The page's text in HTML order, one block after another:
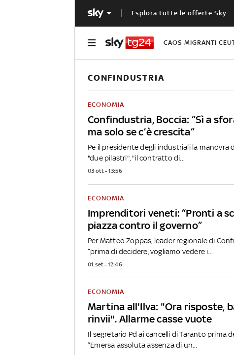
Esplora tutte le offerte Sky
CAOS MIGRANTI
CONFINDUSTRIA
Confindustria, Boccia: “Sì a
ma solo se c’è crescita”
ECONOMIA
Pe il presidente degli industriali la manovra
"due pilastri", "il contratto di...
03 ott - 13:56
Imprenditori veneti: “Pronti a
piazza contro il governo”
ECONOMIA
Per Matteo Zoppas, leader regionale di
“prima di decidere, vogliamo vedere i...
01 set - 12:46
Martina all'Ilva: "Ora risposte,
rinvii". Allarme casse vuote
ECONOMIA
Il segretario Pd ai cancelli di Taranto prima
“Emersa assoluta assenza di un...